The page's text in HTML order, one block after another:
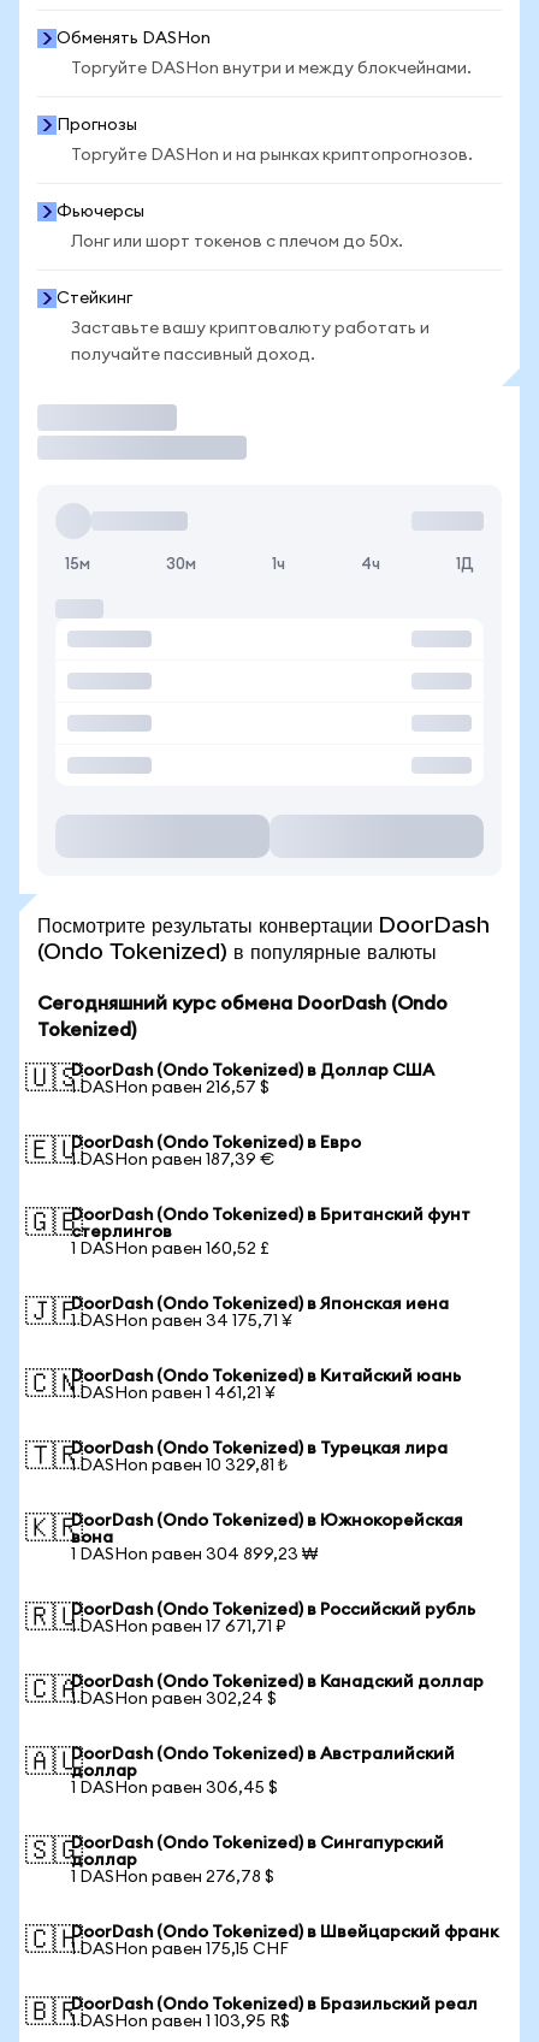
Обменять DASHon
Торгуйте DASHon внутри и между блокчейнами.
Прогнозы
Торгуйте DASHon и на рынках криптопрогнозов.
Фьючерсы
Лонг или шорт токенов с плечом до 50x.
Стейкинг
Заставьте вашу криптовалюту работать и
получайте пассивный доход.
15м 30м 1ч 4ч 1Д
Посмотрите результаты конвертации DoorDash
(Ondo Tokenized) в популярные валюты
Сегодняшний курс обмена DoorDash (Ondo
Tokenized)
🇺🇸DoorDash (Ondo Tokenized) в Доллар США
1 DASHon равен 216,57 $
🇪🇺DoorDash (Ondo Tokenized) в Евро
1 DASHon равен 187,39 €
🇬🇧DoorDash (Ondo Tokenized) в Британский фунт
стерлингов
1 DASHon равен 160,52 £
🇯🇵DoorDash (Ondo Tokenized) в Японская иена
1 DASHon равен 34 175,71 ¥
🇨🇳DoorDash (Ondo Tokenized) в Китайский юань
1 DASHon равен 1 461,21 ¥
🇹🇷DoorDash (Ondo Tokenized) в Турецкая лира
1 DASHon равен 10 329,81 ₺
🇰🇷DoorDash (Ondo Tokenized) в Южнокорейская
вона
1 DASHon равен 304 899,23 ₩
🇷🇺DoorDash (Ondo Tokenized) в Российский рубль
1 DASHon равен 17 671,71 ₽
🇨🇦DoorDash (Ondo Tokenized) в Канадский доллар
1 DASHon равен 302,24 $
🇦🇺DoorDash (Ondo Tokenized) в Австралийский
доллар
1 DASHon равен 306,45 $
🇸🇬DoorDash (Ondo Tokenized) в Сингапурский
доллар
1 DASHon равен 276,78 $
🇨🇭DoorDash (Ondo Tokenized) в Швейцарский франк
1 DASHon равен 175,15 CHF
🇧🇷DoorDash (Ondo Tokenized) в Бразильский реал
1 DASHon равен 1 103,95 R$